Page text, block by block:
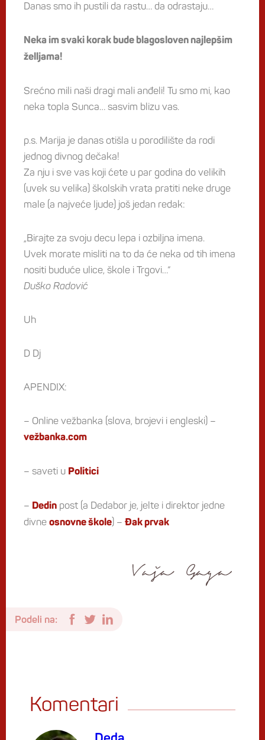
Danas smo ih pustili da rastu… da odrastaju…
Neka im svaki korak bude blagosloven najlepšim
želljama!
Srećno mili naši dragi mali anđeli! Tu smo mi, kao
neka topla Sunca… sasvim blizu vas.
p.s. Marija je danas otišla u porodilište da rodi
jednog divnog dečaka!
Za nju i sve vas koji ćete u par godina do velikih
(uvek su velika) školskih vrata pratiti neke druge
male (a najveće ljude) još jedan redak:
„Birajte za svoju decu lepa i ozbiljna imena.
Uvek morate misliti na to da će neka od tih imena
nositi buduće ulice, škole i Trgovi…“
Duško Radović
Uh
D Dj
APENDIX:
– Online vežbanka (slova, brojevi i engleski) –
vežbanka.com
– saveti u Politici
– Dedin post (a Dedabor je, jelte i direktor jedne
divne osnovne škole) – Đak prvak
Podeli na:
Komentari